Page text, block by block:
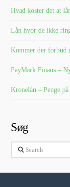
Hvad koster det at
Lån hvor de ikke
Kommer der forbud
PayMark Finans –
Kronelån – Penge
Søg
Search